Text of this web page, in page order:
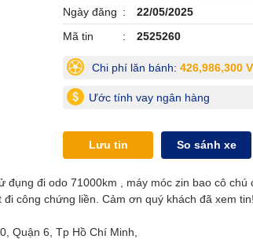
Ngày đăng
22/05/2025
Mã tin
2525260
Chi phí lăn bánh: 426,986,300
Ước tính vay ngân hàng
Lưu tin So sánh xe
đi odo 71000km , máy móc zin bao cô chú
công chứng liền. Cảm ơn quý khách đã xem tin!
Quận 6, Tp Hồ Chí Minh,